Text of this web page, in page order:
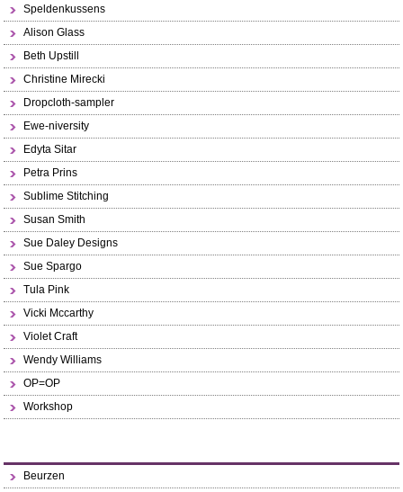
Speldenkussens
Alison Glass
Beth Upstill
Christine Mirecki
Dropcloth-sampler
Ewe-niversity
Edyta Sitar
Petra Prins
Sublime Stitching
Susan Smith
Sue Daley Designs
Sue Spargo
Tula Pink
Vicki Mccarthy
Violet Craft
Wendy Williams
OP=OP
Workshop
Beurzen